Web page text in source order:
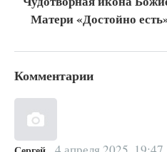
Матери «Достойно
Комментарии